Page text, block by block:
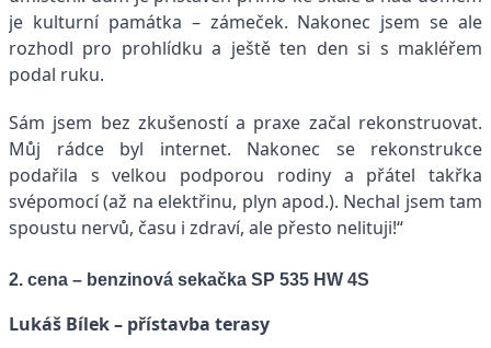
je kulturní památka – zámeček. Nakonec jsem se ale
rozhodl pro prohlídku a ještě ten den si s makléřem
podal ruku.
Sám jsem bez zkušeností a praxe začal rekonstruovat.
Můj rádce byl internet. Nakonec se rekonstrukce
podařila s velkou podporou rodiny a přátel takřka
svépomocí (až na elektřinu, plyn apod.). Nechal jsem tam
spoustu nervů, času i zdraví, ale přesto nelituji!“
2. cena – benzinová sekačka SP 535 HW 4S
Lukáš Bílek – přístavba terasy